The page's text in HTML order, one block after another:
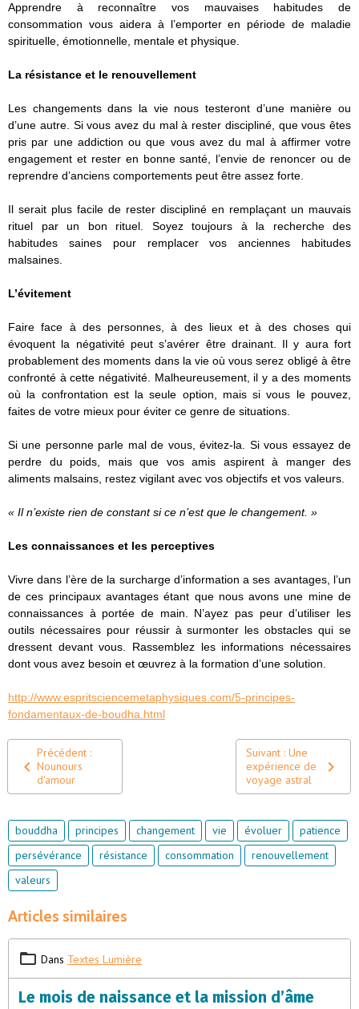
Apprendre à reconnaître vos mauvaises habitudes de
consommation vous aidera à l’emporter en période de maladie
spirituelle, émotionnelle, mentale et physique.
La résistance et le renouvellement
Les changements dans la vie nous testeront d’une manière ou
d’une autre. Si vous avez du mal à rester discipliné, que vous êtes
pris par une addiction ou que vous avez du mal à affirmer votre
engagement et rester en bonne santé, l’envie de renoncer ou de
reprendre d’anciens comportements peut être assez forte.
Il serait plus facile de rester discipliné en remplaçant un mauvais
rituel par un bon rituel. Soyez toujours à la recherche des
habitudes saines pour remplacer vos anciennes habitudes
malsaines.
L’évitement
Faire face à des personnes, à des lieux et à des choses qui
évoquent la négativité peut s’avérer être drainant. Il y aura fort
probablement des moments dans la vie où vous serez obligé à être
confronté à cette négativité. Malheureusement, il y a des moments
où la confrontation est la seule option, mais si vous le pouvez,
faites de votre mieux pour éviter ce genre de situations.
Si une personne parle mal de vous, évitez-la. Si vous essayez de
perdre du poids, mais que vos amis aspirent à manger des
aliments malsains, restez vigilant avec vos objectifs et vos valeurs.
« Il n’existe rien de constant si ce n’est que le changement. »
Les connaissances et les perceptives
Vivre dans l’ère de la surcharge d’information a ses avantages, l’un
de ces principaux avantages étant que nous avons une mine de
connaissances à portée de main. N’ayez pas peur d’utiliser les
outils nécessaires pour réussir à surmonter les obstacles qui se
dressent devant vous. Rassemblez les informations nécessaires
dont vous avez besoin et œuvrez à la formation d’une solution.
http://www.espritsciencemetaphysiques.com/5-principes-
fondamentaux-de-boudha.html
Précédent :
Nounours
d'amour
Suivant : Une
expérience de
voyage astral
bouddha principes changement vie évoluer
patience
persévérance
résistance consommation
renouvellement
valeurs
Articles similaires
Dans Textes Lumière
Le mois de naissance et la mission d’âme